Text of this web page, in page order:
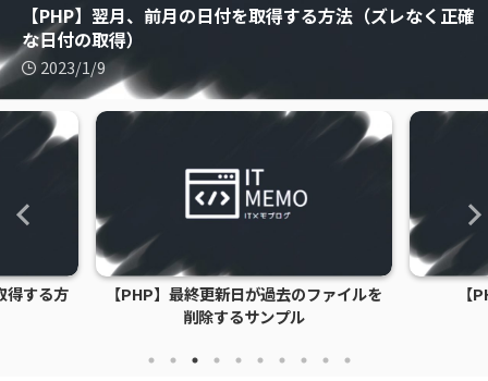
CentOSでcronが動かないときに確認すること
2023/1/9
【PHP】翌月、前月の日付を取得する方法（ズレなく正確
な日付の取得）
2023/1/9
【PHP】最終更新日が過去のファイルを削除するサンプル
2023/1/9
【PHP】処理時間の計測方法
2023/1/9
ACCESS2016で文字数が255文字以上のデータをインポー
トする方法
2023/1/9
【Apache】Apache2.2と2.4の設定の違い
2023/1/9
type」や「expected at least 1 bean which … for
this dependency」
2022/11/13
【PHP】CSV読み込みでメモリ不足にならないコツ（パフ
ォーマンスチューニング）
2023/1/9
【Java】月初日と月末日の求め方
2022/11/13
Chromeリモートデスクトップを使ってPC間でファイル
の転送をする方法
2022/11/13
得する方
【PHP】最終更新日が過去のファイルを
削除するサンプル
【